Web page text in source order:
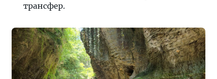
трансфер.